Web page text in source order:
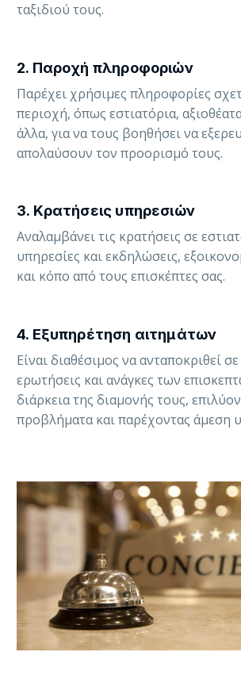
ταξιδιού τους.
2. Παροχή πληροφοριών
Παρέχει χρήσιμες πληροφορίες
περιοχή, όπως εστιατόρια,
άλλα, για να τους βοηθήσει να
απολαύσουν τον προορισμό τους.
3. Κρατήσεις υπηρεσιών
Αναλαμβάνει τις κρατήσεις σε
υπηρεσίες και εκδηλώσεις,
και κόπο από τους επισκέπτες σας.
4. Εξυπηρέτηση αιτημάτων
Είναι διαθέσιμος να ανταποκριθεί σε
ερωτήσεις και ανάγκες των
διάρκεια της διαμονής τους,
προβλήματα και παρέχοντας άμεση